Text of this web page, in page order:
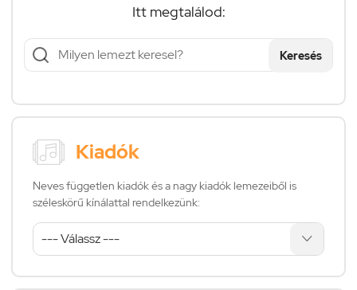
Itt megtalálod:
Keresés
Kiadók
Neves független kiadók és a nagy kiadók lemezeiből is
széleskörű kínálattal rendelkezünk: